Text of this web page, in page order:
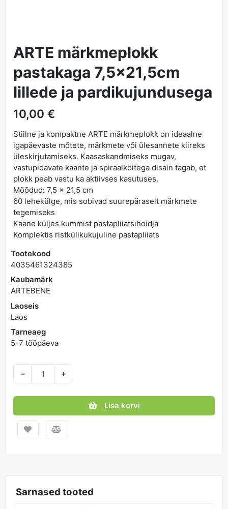
ARTE märkmeplokk
pastakaga 7,5x21,5cm
lillede ja pardikujundusega
10,00 €
Stiilne ja kompaktne ARTE märkmeplokk on ideaalne
igapäevaste mõtete, märkmete või ülesannete kiireks
üleskirjutamiseks. Kaasaskandmiseks mugav,
vastupidavate kaante ja spiraalköitega disain tagab, et
plokk peab vastu ka aktiivses kasutuses.
Mõõdud: 7,5 × 21,5 cm
60 lehekülge, mis sobivad suurepäraselt märkmete
tegemiseks
Kaane küljes kummist pastapliiatsihoidja
Komplektis ristkülikukujuline pastapliiats
Tootekood
4035461324385
Kaubamärk
ARTEBENE
Laoseis
Laos
Tarneaeg
5-7 tööpäeva
− +
Lisa korvi
Sarnased tooted